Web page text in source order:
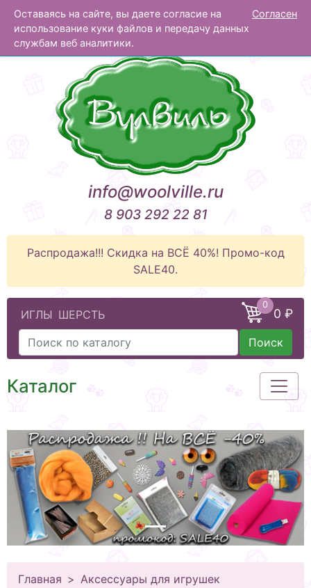
Оставаясь на сайте, вы даете согласие на
использование куки файлов и передачу данных
службам веб аналитики.
Согласен
Вулвиль
info@woolville.ru
8 903 292 22 81
Распродажа!!! Скидка на ВСЁ 40%! Промо-код
SALE40.
ИГЛЫ ШЕРСТЬ
0
0 ₽
Поиск
Каталог
Главная
Аксессуары для игрушек